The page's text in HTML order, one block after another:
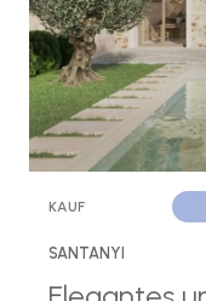
KAUF
SANTANYI